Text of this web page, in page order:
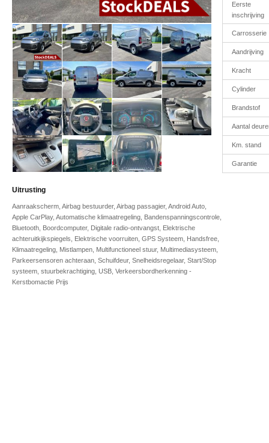
Uitrusting
Aanraakscherm, Airbag bestuurder, Airbag passagier, Android Auto,
Apple CarPlay, Automatische klimaatregeling, Bandenspanningscontrole,
Bluetooth, Boordcomputer, Digitale radio-ontvangst, Elektrische
achteruitkijkspiegels, Elektrische voorruiten, GPS Systeem, Handsfree,
Klimaatregeling, Mistlampen, Multifunctioneel stuur, Multimediasysteem,
Parkeersensoren achteraan, Schuifdeur, Snelheidsregelaar, Start/Stop
systeem, stuurbekrachtiging, USB, Verkeersbordherkenning -
Kerstbomactie Prijs
Eerste
inschrijving
Carrosserie
Aandrijving
Kracht
Cylinder
Brandstof
Aantal
Km. stand
Garantie